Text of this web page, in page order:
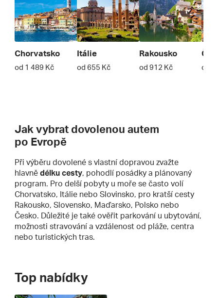
Chorvatsko
od 1 489 Kč
Itálie
od 655 Kč
Rakousko
od 912 Kč od 1
Jak vybrat dovolenou autem
po Evropě
Při výběru dovolené s vlastní dopravou zvažte
hlavně délku cesty, pohodlí posádky a plánovaný
program. Pro delší pobyty u moře se často volí
Chorvatsko, Itálie nebo Slovinsko, pro kratší cesty
Rakousko, Slovensko, Maďarsko, Polsko nebo
Česko. Důležité je také ověřit parkování u ubytování,
možnosti stravování a vzdálenost od pláže, centra
nebo turistických tras.
Top nabídky